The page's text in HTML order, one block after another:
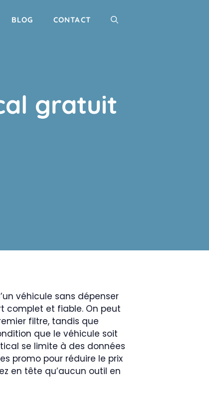
BLOG CONTACT
gratuit
véhicule sans dépenser
complet et fiable. On peut
filtre, tandis que
que le véhicule soit
se limite à des données
promo pour réduire le prix
en tête qu’aucun outil en